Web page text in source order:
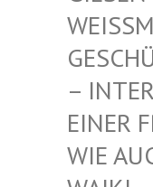
NER
E AUCH